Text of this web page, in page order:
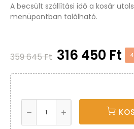
A becsült szállítási idő a kosár
menüpontban található.
359 645 Ft 316 450 Ft